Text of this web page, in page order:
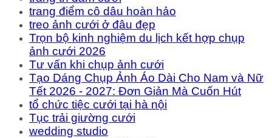
trang điểm cô dâu hoàn hảo
treo ảnh cưới ở đâu đẹp
Trọn bộ kinh nghiệm du lịch kết hợp chụp
ảnh cưới 2026
Tư vấn khi chụp ảnh cưới
Tạo Dáng Chụp Ảnh Áo Dài Cho Nam và Nữ
Tết 2026 - 2027: Đơn Giản Mà Cuốn Hút
tổ chức tiệc cưới tại hà nội
Tục trải giường cưới
wedding studio